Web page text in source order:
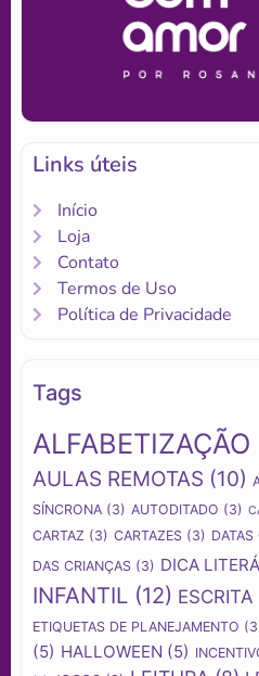
Links úteis
Início
Loja
Contato
Termos de Uso
Política de Privacidade
Tags
ALFABETIZAÇÃO
AULAS REMOTAS (10)
SÍNCRONA (3) AUTODITADO (3)
CARTAZ (3) CARTAZES (3) DATAS
DAS CRIANÇAS (3) DICA
INFANTIL (12) ESCRITA
ETIQUETAS DE PLANEJAMENTO
(5) HALLOWEEN (5)